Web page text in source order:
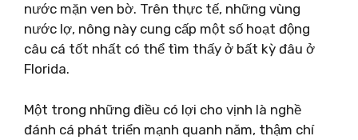
nước mặn ven bờ. Trên thực tế, những vùng
nước lợ, nông này cung cấp một số hoạt động
câu cá tốt nhất có thể tìm thấy ở bất kỳ đâu ở
Florida.
Một trong những điều có lợi cho vịnh là nghề
đánh cá phát triển mạnh quanh năm, thậm chí